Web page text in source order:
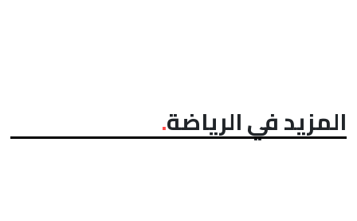
المزيد في الرياضة